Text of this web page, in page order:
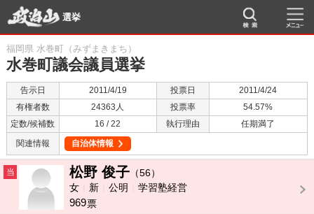
選挙
福岡県 水巻町（みずまきまち）
水巻町議会議員選挙
告示日 2011/4/19 投票日
2011/4/24
有権者数
24363人 投票率
54.57%
定数/候補数
16 / 22 執行理由
任期満了
関連情報
自治体情報
当 松野 俊子 （56）
女
新 公明 学習塾経営
969票